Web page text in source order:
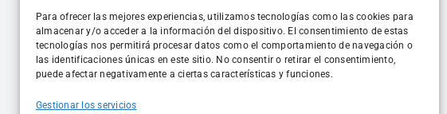
Para ofrecer las mejores experiencias, utilizamos tecnologías como las cookies para
almacenar y/o acceder a la información del dispositivo. El consentimiento de estas
tecnologías nos permitirá procesar datos como el comportamiento de navegación o
las identificaciones únicas en este sitio. No consentir o retirar el consentimiento,
puede afectar negativamente a ciertas características y funciones.
Gestionar los servicios